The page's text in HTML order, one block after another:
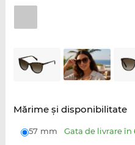
Mărime şi disponibilitate
57 mm Gata de livrare în